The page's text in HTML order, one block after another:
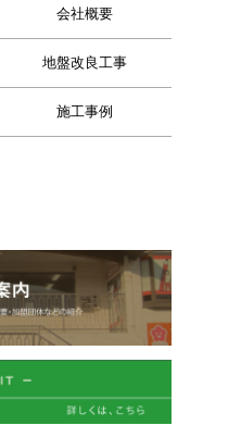
会社概要
地盤改良工事
施工事例